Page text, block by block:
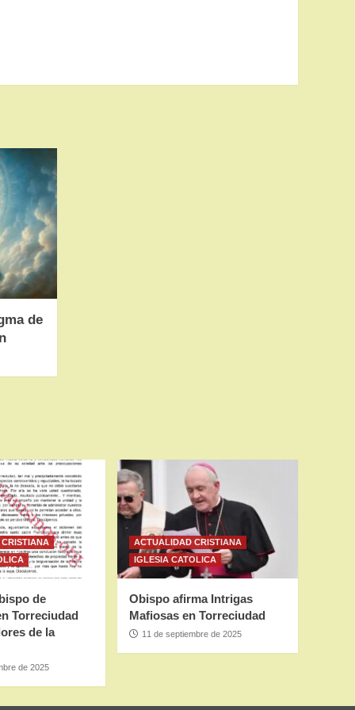
de
de
Torreciudad
de la
de 2025
ACTUALIDAD CRISTIANA
IGLESIA CATOLICA
Obispo afirma Intrigas
Mafiosas en Torreciudad
11 de septiembre de 2025